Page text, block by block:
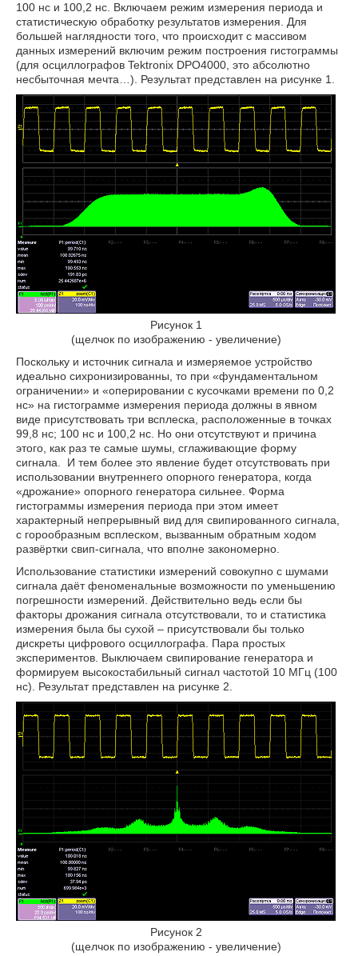
100 нс и 100,2 нс. Включаем режим измерения периода и
статистическую обработку результатов измерения. Для
большей наглядности того, что происходит с массивом
данных измерений включим режим построения гистограммы
(для осциллографов Tektronix DPO4000, это абсолютно
несбыточная мечта…). Результат представлен на рисунке 1.
Рисунок 1
(щелчок по изображению - увеличение)
Поскольку и источник сигнала и измеряемое устройство
идеально сихронизированны, то при «фундаментальном
ограничении» и «оперировании с кусочками времени по 0,2
нс» на гистограмме измерения периода должны в явном
виде присутствовать три всплеска, расположенные в точках
99,8 нс; 100 нс и 100,2 нс. Но они отсутствуют и причина
этого, как раз те самые шумы, сглаживающие форму
сигнала. И тем более это явление будет отсутствовать при
использовании внутреннего опорного генератора, когда
«дрожание» опорного генератора сильнее. Форма
гистограммы измерения периода при этом имеет
характерный непрерывный вид для свипированного сигнала,
с горообразным всплеском, вызванным обратным ходом
развёртки свип-сигнала, что вполне закономерно.
Использование статистики измерений совокупно с шумами
сигнала даёт феноменальные возможности по уменьшению
погрешности измерений. Действительно ведь если бы
факторы дрожания сигнала отсутствовали, то и статистика
измерения была бы сухой – присутствовали бы только
дискреты цифрового осциллографа. Пара простых
экспериментов. Выключаем свипирование генератора и
формируем высокостабильный сигнал частотой 10 МГц (100
нс). Результат представлен на рисунке 2.
Рисунок 2
(щелчок по изображению - увеличение)